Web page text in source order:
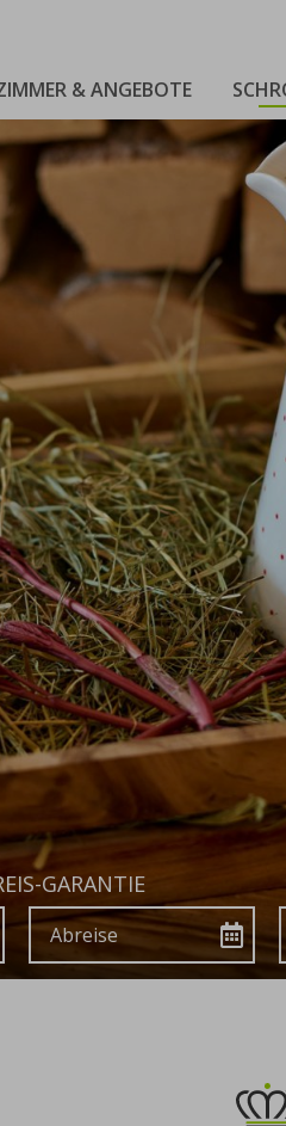
& ANGEBOTE
GARANTIE
Abreise